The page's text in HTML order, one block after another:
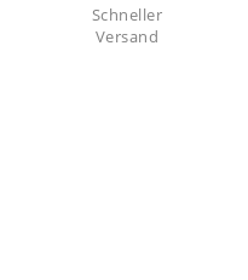
Schneller
Versand